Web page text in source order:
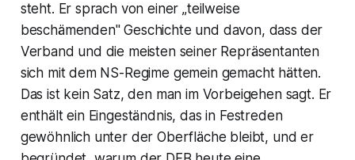
steht. Er sprach von einer „teilweise
beschämenden" Geschichte und davon, dass der
Verband und die meisten seiner Repräsentanten
sich mit dem NS-Regime gemein gemacht hätten.
Das ist kein Satz, den man im Vorbeigehen sagt. Er
enthält ein Eingeständnis, das in Festreden
gewöhnlich unter der Oberfläche bleibt, und er